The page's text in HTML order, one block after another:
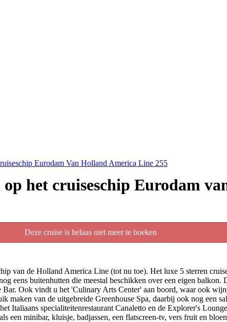
Eurodam Van Holland America Line 255
het cruiseschip Eurodam
Deze cruise is helaas niet meer te boeken
van de Holland America Line (tot nu toe). Het luxe 5 sterren
eens buitenhutten die meestal beschikken over een eigen
Bar. Ook vindt u het 'Culinary Arts Center' aan boord, waar ook
van de uitgebreide Greenhouse Spa, daarbij ook nog een
Italiaans specialiteitenrestaurant Canaletto en de Explorer's
een minibar, kluisje, badjassen, een flatscreen-tv, vers fruit en